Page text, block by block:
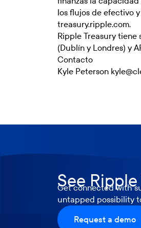
los flujos de efectivo
treasury.ripple.com.
Ripple Treasury tiene
(Dublín y Londres) y
Contacto
Kyle Peterson
See
Get connected with
untapped possibility
Request a demo